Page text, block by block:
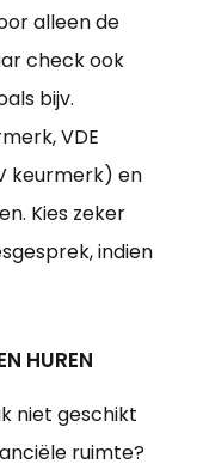
alleen de
check ook
bijv.
VDE
keurmerk) en
Kies zeker
indien
HUREN
niet geschikt
ruimte?